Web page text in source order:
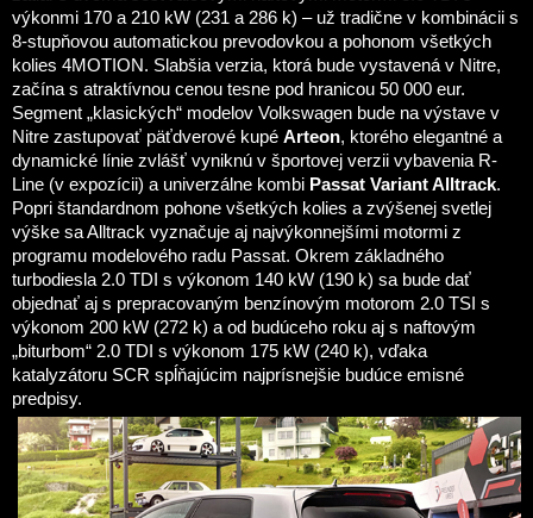
výkonmi 170 a 210 kW (231 a 286 k) – už tradične v kombinácii s
8-stupňovou automatickou prevodovkou a pohonom všetkých
kolies 4MOTION. Slabšia verzia, ktorá bude vystavená v Nitre,
začína s atraktívnou cenou tesne pod hranicou 50 000 eur.
Segment „klasických“ modelov Volkswagen bude na výstave v
Nitre zastupovať päťdverové kupé Arteon, ktorého elegantné a
dynamické línie zvlášť vyniknú v športovej verzii vybavenia R-
Line (v expozícii) a univerzálne kombi Passat Variant Alltrack.
Popri štandardnom pohone všetkých kolies a zvýšenej svetlej
výške sa Alltrack vyznačuje aj najvýkonnejšími motormi z
programu modelového radu Passat. Okrem základného
turbodiesla 2.0 TDI s výkonom 140 kW (190 k) sa bude dať
objednať aj s prepracovaným benzínovým motorom 2.0 TSI s
výkonom 200 kW (272 k) a od budúceho roku aj s naftovým
„biturbom“ 2.0 TDI s výkonom 175 kW (240 k), vďaka
katalyzátoru SCR spĺňajúcim najprísnejšie budúce emisné
predpisy.